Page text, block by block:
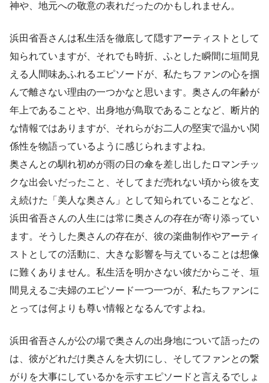
神や、地元への敬意の表れだったのかもしれません。
浜田省吾さんは私生活を徹底して隠すアーティストとして
知られていますが、それでも時折、ふとした瞬間に垣間見
える人間味あふれるエピソードが、私たちファンの心を掴
んで離さない理由の一つかなと思います。奥さんの年齢が
年上であることや、出身地が鳥取であることなど、断片的
な情報ではありますが、それらがお二人の堅実で温かい関
係性を物語っているように感じられますよね。
奥さんとの馴れ初めが雨の日の傘を差し出したロマンチッ
クな出会いだったこと、そしてまだ売れない頃から彼を支
え続けた「美人な奥さん」として知られていることなど、
浜田省吾さんの人生には常に奥さんの存在が寄り添ってい
ます。そうした奥さんの存在が、彼の楽曲制作やアーティ
ストとしての活動に、大きな影響を与えていることは想像
に難くありません。私生活を明かさない彼だからこそ、垣
間見えるご夫婦のエピソード一つ一つが、私たちファンに
とっては何よりも尊い情報となるんですよね。
浜田省吾さんが公の場で奥さんの出身地について語ったの
は、彼がどれだけ奥さんを大切にし、そしてファンとの繋
がりを大事にしているかを示すエピソードと言えるでしょ